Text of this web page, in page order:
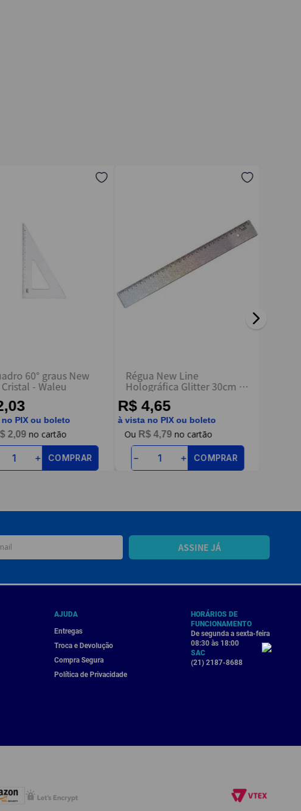
60° graus New
Line Cristal - Waleu
PIX ou boleto
2,09
＋ COMPRAR
Régua New Line
Holográfica Glitter 30cm -
Waleu
R$ 4,65
à vista no PIX ou boleto
R$ 4,79
＋
－ COMPRAR
ASSINE JÁ
AJUDA
Entregas
Troca e Devolução
Compra Segura
Política de Privacidade
HORÁRIOS DE
FUNCIONAMENTO
De segunda a sexta-feira
08:30 às 18:00
SAC
(21) 2187-8688